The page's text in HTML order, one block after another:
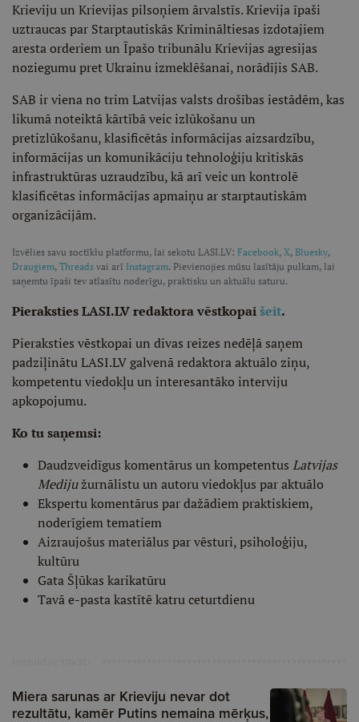
Krieviju un Krievijas pilsoņiem ārvalstīs. Krievija īpaši
uztraucas par Starptautiskās Krimināltiesas izdotajiem
aresta orderiem un Īpašo tribunālu Krievijas agresijas
noziegumu pret Ukrainu izmeklēšanai, norādījis SAB.
SAB ir viena no trim Latvijas valsts drošības iestādēm, kas
likumā noteiktā kārtībā veic izlūkošanu un
pretizlūkošanu, klasificētās informācijas aizsardzību,
informācijas un komunikāciju tehnoloģiju kritiskās
infrastruktūras uzraudzību, kā arī veic un kontrolē
klasificētas informācijas apmaiņu ar starptautiskām
organizācijām.
Izvēlies savu soctīklu platformu, lai sekotu LASI.LV: Facebook, X, Bluesky,
Draugiem, Threads vai arī Instagram. Pievienojies mūsu lasītāju pulkam, lai
saņemtu īpaši tev atlasītu noderīgu, praktisku un aktuālu saturu.
Pieraksties LASI.LV redaktora vēstkopaišeit.
Pieraksties vēstkopai un divas reizes nedēļā saņem
padziļinātu LASI.LV galvenā redaktora aktuālo ziņu,
kompetentu viedokļu un interesantāko interviju
apkopojumu.
Ko tu saņemsi:
Daudzveidīgus komentārus un kompetentus Latvijas
Medijužurnālistu un autoru viedokļus par aktuālo
Ekspertu komentārus par dažādiem praktiskiem,
noderīgiem tematiem
Aizraujošus materiālus par vēsturi, psiholoģiju,
kultūru
Gata Šļūkas karikatūru
Tavā e-pasta kastītē katru ceturtdienu
Miera sarunas ar Krieviju nevar dot
rezultātu, kamēr Putins nemaina mērķus,